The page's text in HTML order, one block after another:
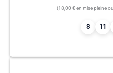
(18,00 € en mise pleine
3 11